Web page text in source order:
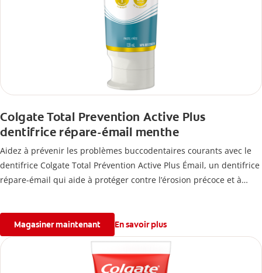
Colgate Total Prevention Active Plus
dentifrice répare-émail menthe
Aidez à prévenir les problèmes buccodentaires courants avec le
dentifrice Colgate Total Prévention Active Plus Émail, un dentifrice
répare-émail qui aide à protéger contre l’érosion précoce et à
Magasiner maintenant En savoir plus